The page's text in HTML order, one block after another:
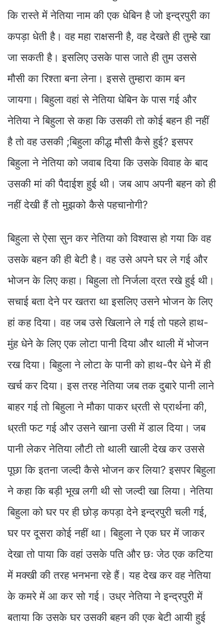
कि रास्ते में नेतिया नाम की एक धेबिन है जो इन्द्रपुरी का
कपड़ा धेती है। वह महा राक्षसनी है, वह देखते ही तुम्हे खा
जा सकती है। इसलिए उसके पास जाते ही तुम उससे
मौसी का रिश्ता बना लेना। इससे तुम्हारा काम बन
जायगा। बिहुला वहां से नेतिया धेबिन के पास गई और
नेतिया ने बिहुला से कहा कि उसकी तो कोई बहन ही नहीं
है तो वह उसकी ;बिहुला कीद्ध मौसी कैसे हुई? इसपर
बिहुला ने नेतिया को जवाब दिया कि उसके विवाह के बाद
उसकी मां की पैदाईश हुई थी। जब आप अपनी बहन को ही
नहीं देखी हैं तो मुझको कैसे पहचानोगी?
बिहुला से ऐसा सुन कर नेतिया को विश्वास हो गया कि वह
उसके बहन की ही बेटी है। वह उसे अपने घर ले गई और
भोजन के लिए कहा। बिहुला तो निर्जला व्रत रखे हुई थी।
सचाई बता देने पर खतरा था इसलिए उसने भोजन के लिए
हां कह दिया। वह जब उसे खिलाने ले गई तो पहले हाथ-
मुंह धेने के लिए एक लोटा पानी दिया और थाली में भोजन
रख दिया। बिहुला ने लोटा के पानी को हाथ-पैर धेने में ही
खर्च कर दिया। इस तरह नेतिया जब तक दुबारे पानी लाने
बाहर गई तो बिहुला ने मौका पाकर ध्रती से प्रार्थना की,
ध्रती फट गई और उसने खाना उसी में डाल दिया। जब
पानी लेकर नेतिया लौटी तो थाली खाली देख कर उससे
पूछा कि इतना जल्दी कैसे भोजन कर लिया? इसपर बिहुला
ने कहा कि बड़ी भूख लगी थी सो जल्दी खा लिया। नेतिया
बिहुला को घर पर ही छोड़ कपड़ा देने इन्द्रपुरी चली गई,
घर पर दूसरा कोई नहीं था। बिहुला ने एक घर में जाकर
देखा तो पाया कि वहां उसके पति और छः जेठ एक कटिया
में मक्खी की तरह भनभना रहे हैं। यह देख कर वह नेतिया
के कमरे में आ कर सो गई। उध्र नेतिया ने इन्द्रपुरी में
बताया कि उसके घर उसकी बहन की एक बेटी आयी हुई